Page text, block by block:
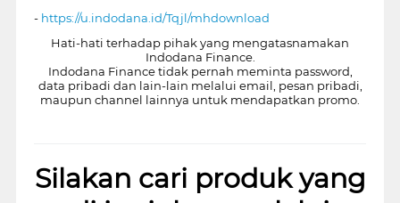
- https://u.indodana.id/Tqjl/mhdownload
Hati-hati terhadap pihak yang mengatasnamakan
Indodana Finance.
Indodana Finance tidak pernah meminta password,
data pribadi dan lain-lain melalui email, pesan pribadi,
maupun channel lainnya untuk mendapatkan promo.
Silakan cari produk yang